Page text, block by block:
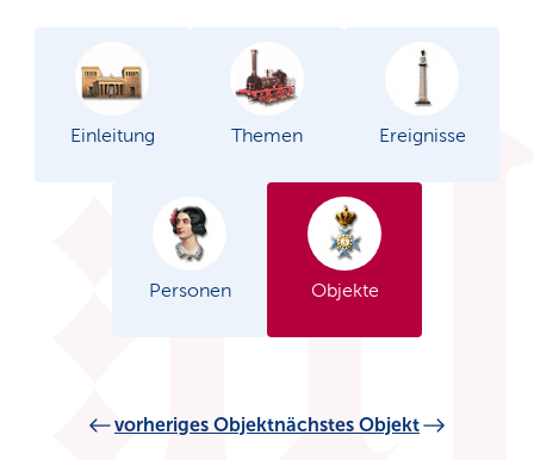
Einleitung Themen Ereignisse
Personen Objekte
vorheriges Objektnächstes Objekt